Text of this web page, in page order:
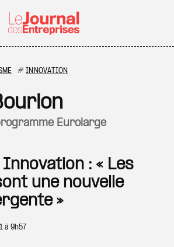
# INNOVATION
: « Les
une nouvelle
»
à 9h57